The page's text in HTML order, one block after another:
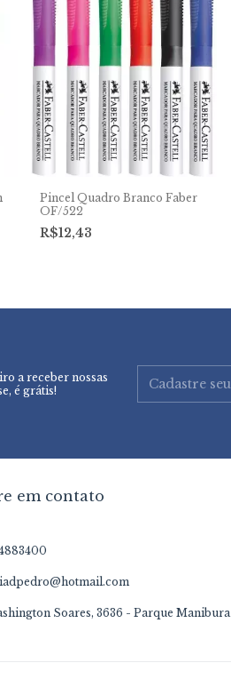
Pincel Quadro Branco Faber
OF/522
R$12,43
a receber nossas
é grátis!
em contato
Soares, 3636 - Parque Manibura